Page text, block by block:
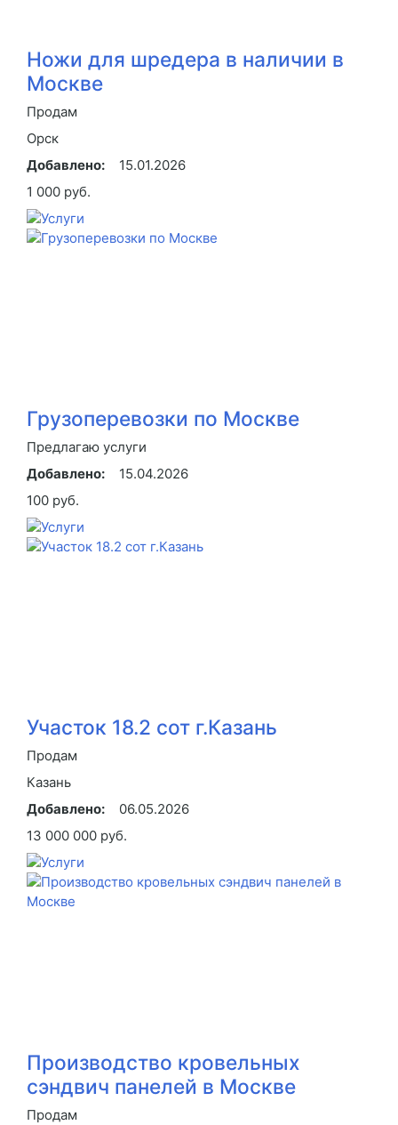
Ножи для шредера в наличии в
Москве
Продам
Орск
Добавлено:
15.01.2026
1 000 руб.
Грузоперевозки по Москве
Предлагаю услуги
Добавлено:
15.04.2026
100 руб.
Участок 18.2 сот г.Казань
Продам
Казань
Добавлено:
06.05.2026
13 000 000 руб.
Производство кровельных
сэндвич панелей в Москве
Продам